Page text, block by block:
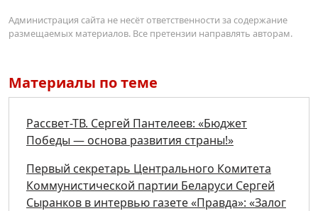
Администрация сайта не несёт ответственности за содержание
размещаемых материалов. Все претензии направлять авторам.
Материалы по теме
Рассвет-ТВ. Сергей Пантелеев: «Бюджет
Победы — основа развития страны!»
Первый секретарь Центрального Комитета
Коммунистической партии Беларуси Сергей
Сыранков в интервью газете «Правда»: «Залог